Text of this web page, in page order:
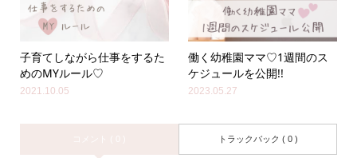
子育てしながら仕事をするた
めのMYルール♡
2021.10.05
働く幼稚園ママ♡1週間のス
ケジュールを公開!!
2023.05.27
トラックバック ( 0 )